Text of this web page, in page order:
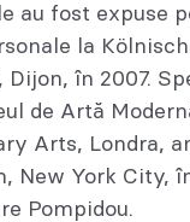
au fost expuse
la
Dijon, în 2007.
de Artă
Arts, Londra,
New York City,
Pompidou.